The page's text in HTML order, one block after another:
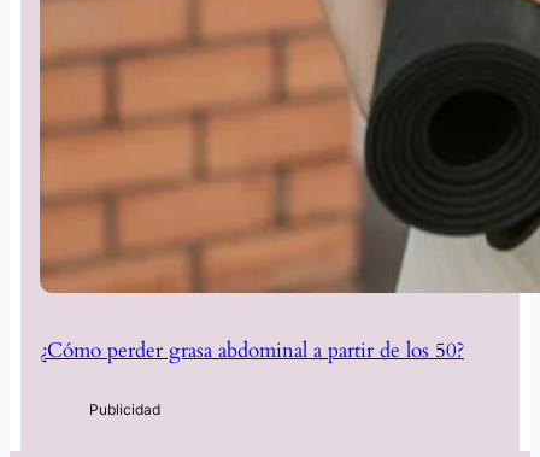
¿Cómo perder grasa abdominal a partir de los 50?